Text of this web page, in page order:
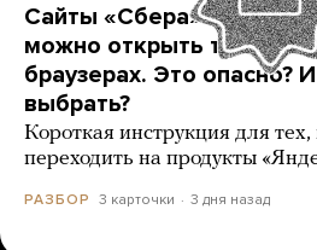
Сайты «Сбера» и других
можно открыть только в
браузерах. Это опасно?
выбрать?
Короткая инструкция для тех,
переходить на продукты
РАЗБОР 3 карточки 3 дня назад